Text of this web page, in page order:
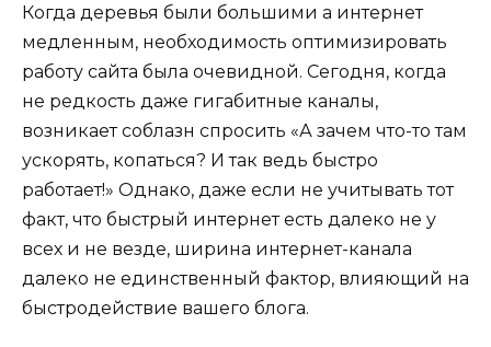
Когда деревья были большими а интернет
медленным, необходимость оптимизировать
работу сайта была очевидной. Сегодня, когда
не редкость даже гигабитные каналы,
возникает соблазн спросить «А зачем что-то там
ускорять, копаться? И так ведь быстро
работает!» Однако, даже если не учитывать тот
факт, что быстрый интернет есть далеко не у
всех и не везде, ширина интернет-канала
далеко не единственный фактор, влияющий на
быстродействие вашего блога.